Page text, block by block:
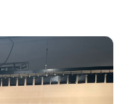
の特長
ゼミ
ーバルラーニング